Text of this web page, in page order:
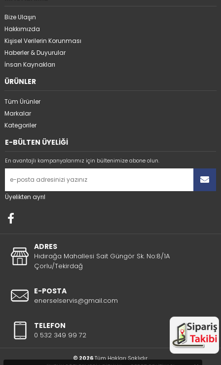
Bize Ulaşın
Hakkımızda
Kişisel Verilerin Korunması
Haberler & Duyurular
İnsan Kaynakları
ÜRÜNLER
Tüm Ürünler
Markalar
Kategoriler
E-BÜLTEN ÜYELİĞİ
En avantajlı kampanyalarımız için bültenimize abone olun.
Üyelikten ayrıl
ADRES
Hıdırağa Mahallesi Sait Güngör Sk. No:8/1A
Çorlu/Tekirdağ
E-POSTA
enerselservis@gmail.com
TELEFON
0 532 349 99 72
© 2026Tüm Hakları Saklıdır.